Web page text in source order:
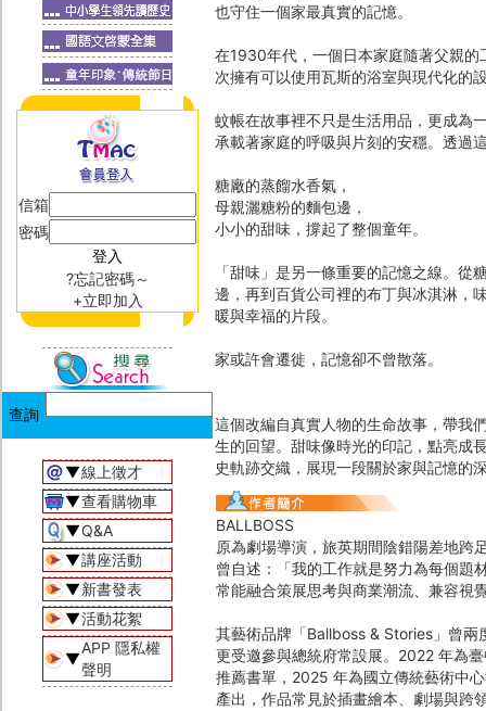
信箱
密碼
?忘記密碼～
+立即加入
▼線上徵才
▼查看購物車
▼Q&A
▼講座活動
▼新書發表
▼活動花絮
▼
APP 隱私權
聲明
也守住一個家最真實的記憶。
在1930年代，一個日本家庭隨著父親
次擁有可以使用瓦斯的浴室與現代化的
蚊帳在故事裡不只是生活用品，更成為
承載著家庭的呼吸與片刻的安穩。透過
糖廠的蒸餾水香氣，
母親灑糖粉的麵包邊，
小小的甜味，撐起了整個童年。
「甜味」是另一條重要的記憶之線。
邊，再到百貨公司裡的布丁與冰淇淋，
暖與幸福的片段。
家或許會遷徙，記憶卻不曾散落。
這個改編自真實人物的生命故事，帶我
生的回望。甜味像時光的印記，點亮成
史軌跡交織，展現一段關於家與記憶的
BALLBOSS
原為劇場導演，旅英期間陰錯陽差地跨
曾自述：「我的工作就是努力為每個題
常能融合策展思考與商業潮流、兼容視
其藝術品牌「Ballboss & Stories」曾
更受邀參與總統府常設展。2022 年為
推薦書單，2025 年為國立傳統藝術中
產出，作品常見於插畫繪本、劇場與跨